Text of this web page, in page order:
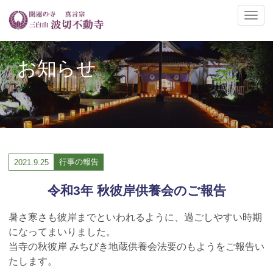
ナ
ゲ
ー
シ
ョ
の
切
お知らせ
2021.9.25 行事の報告
令和3年 秋彼岸供養会のご報告
暑さ寒さも彼岸までといわれるように、過ごしやすい時期
になってまいりました。
当寺の秋彼岸 みちびき地蔵供養会法要のもようをご報告い
たします。